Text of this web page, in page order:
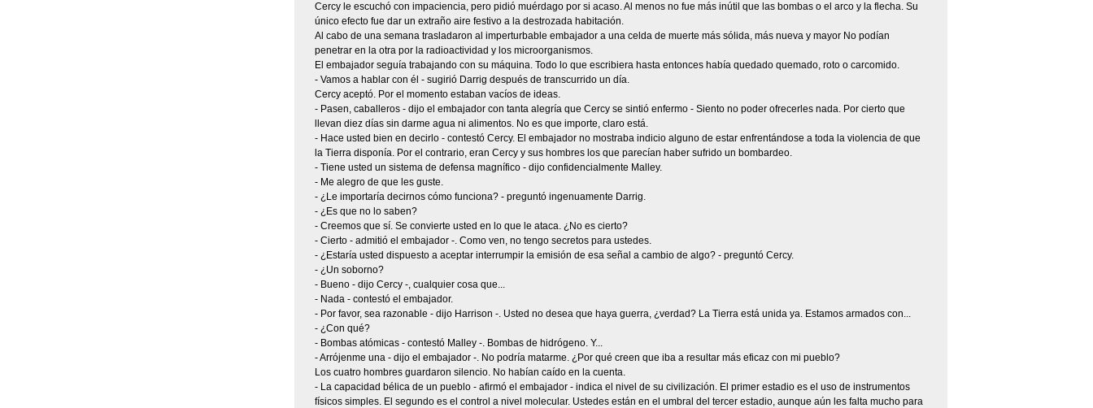
Cercy le escuchó con impaciencia, pero pidió muérdago por si acaso. Al menos no fue más inútil que las bombas o el arco y la flecha. Su
único efecto fue dar un extraño aire festivo a la destrozada habitación.
Al cabo de una semana trasladaron al imperturbable embajador a una celda de muerte más sólida, más nueva y mayor No podían
penetrar en la otra por la radioactividad y los microorganismos.
El embajador seguía trabajando con su máquina. Todo lo que escribiera hasta entonces había quedado quemado, roto o carcomido.
- Vamos a hablar con él - sugirió Darrig después de transcurrido un día.
Cercy aceptó. Por el momento estaban vacíos de ideas.
- Pasen, caballeros - dijo el embajador con tanta alegría que Cercy se sintió enfermo - Siento no poder ofrecerles nada. Por cierto que
llevan diez días sin darme agua ni alimentos. No es que importe, claro está.
- Hace usted bien en decirlo - contestó Cercy. El embajador no mostraba indicio alguno de estar enfrentándose a toda la violencia de que
la Tierra disponía. Por el contrario, eran Cercy y sus hombres los que parecían haber sufrido un bombardeo.
- Tiene usted un sistema de defensa magnífico - dijo confidencialmente Malley.
- Me alegro de que les guste.
- ¿Le importaría decirnos cómo funciona? - preguntó ingenuamente Darrig.
- ¿Es que no lo saben?
- Creemos que sí. Se convierte usted en lo que le ataca. ¿No es cierto?
- Cierto - admitió el embajador -. Como ven, no tengo secretos para ustedes.
- ¿Estaría usted dispuesto a aceptar interrumpir la emisión de esa señal a cambio de algo? - preguntó Cercy.
- ¿Un soborno?
- Bueno - dijo Cercy -, cualquier cosa que...
- Nada - contestó el embajador.
- Por favor, sea razonable - dijo Harrison -. Usted no desea que haya guerra, ¿verdad? La Tierra está unida ya. Estamos armados con...
- ¿Con qué?
- Bombas atómicas - contestó Malley -. Bombas de hidrógeno. Y...
- Arrójenme una - dijo el embajador -. No podría matarme. ¿Por qué creen que iba a resultar más eficaz con mi pueblo?
Los cuatro hombres guardaron silencio. No habían caído en la cuenta.
- La capacidad bélica de un pueblo - afirmó el embajador - indica el nivel de su civilización. El primer estadio es el uso de instrumentos
físicos simples. El segundo es el control a nivel molecular. Ustedes están en el umbral del tercer estadio, aunque aún les falta mucho para